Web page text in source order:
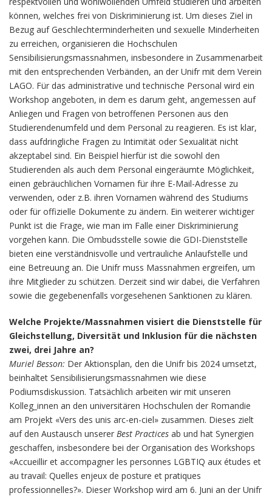
können, welches frei von Diskriminierung ist. Um dieses Ziel in
Bezug auf Geschlechterminderheiten und sexuelle Minderheiten
zu erreichen, organisieren die Hochschulen
Sensibilisierungsmassnahmen, insbesondere in Zusammenarbeit
mit den entsprechenden Verbänden, an der Unifr mit dem Verein
LAGO. Für das administrative und technische Personal wird ein
Workshop angeboten, in dem es darum geht, angemessen auf
Anliegen und Fragen von betroffenen Personen aus den
Studierendenumfeld und dem Personal zu reagieren. Es ist klar,
dass aufdringliche Fragen zu Intimität oder Sexualität nicht
akzeptabel sind. Ein Beispiel hierfür ist die sowohl den
Studierenden als auch dem Personal eingeräumte Möglichkeit,
einen gebräuchlichen Vornamen für ihre E-Mail-Adresse zu
verwenden, oder z.B. ihren Vornamen während des Studiums
oder für offizielle Dokumente zu ändern. Ein weiterer wichtiger
Punkt ist die Frage, wie man im Falle einer Diskriminierung
vorgehen kann. Die Ombudsstelle sowie die GDI-Dienststelle
bieten eine verständnisvolle und vertrauliche Anlaufstelle und
eine Betreuung an. Die Unifr muss Massnahmen ergreifen, um
ihre Mitglieder zu schützen. Derzeit sind wir dabei, die Verfahren
sowie die gegebenenfalls vorgesehenen Sanktionen zu klären.
Welche Projekte/Massnahmen visiert die Dienststelle für
Gleichstellung, Diversität und Inklusion für die nächsten
zwei, drei Jahre an?
Muriel Besson: Der Aktionsplan, den die Unifr bis 2024 umsetzt,
beinhaltet Sensibilisierungsmassnahmen wie diese
Podiumsdiskussion. Tatsächlich arbeiten wir mit unseren
Kolleg_innen an den universitären Hochschulen der Romandie
am Projekt «Vers des unis arc-en-ciel» zusammen. Dieses zielt
auf den Austausch unserer Best Practices ab und hat Synergien
geschaffen, insbesondere bei der Organisation des Workshops
«Accueillir et accompagner les personnes LGBTIQ aux études et
au travail: Quelles enjeux de posture et pratiques
professionnelles?». Dieser Workshop wird am 6. Juni an der Unifr